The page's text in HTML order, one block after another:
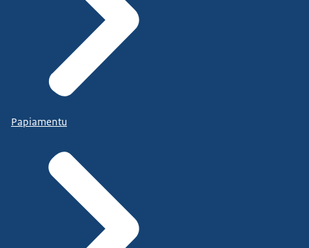
Papiamentu